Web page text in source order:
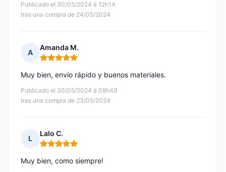
Publicado el 30/05/2024 à 12h14
tras una compra de 24/05/2024
A
Amanda M.
Nota: 5 de 5
Publicado el 30/05/2024 à 08h49
tras una compra de 23/05/2024
Muy bien, envío rápido y buenos materiales.
L
Lalo C.
Nota: 5 de 5
Muy bien, como siempre!